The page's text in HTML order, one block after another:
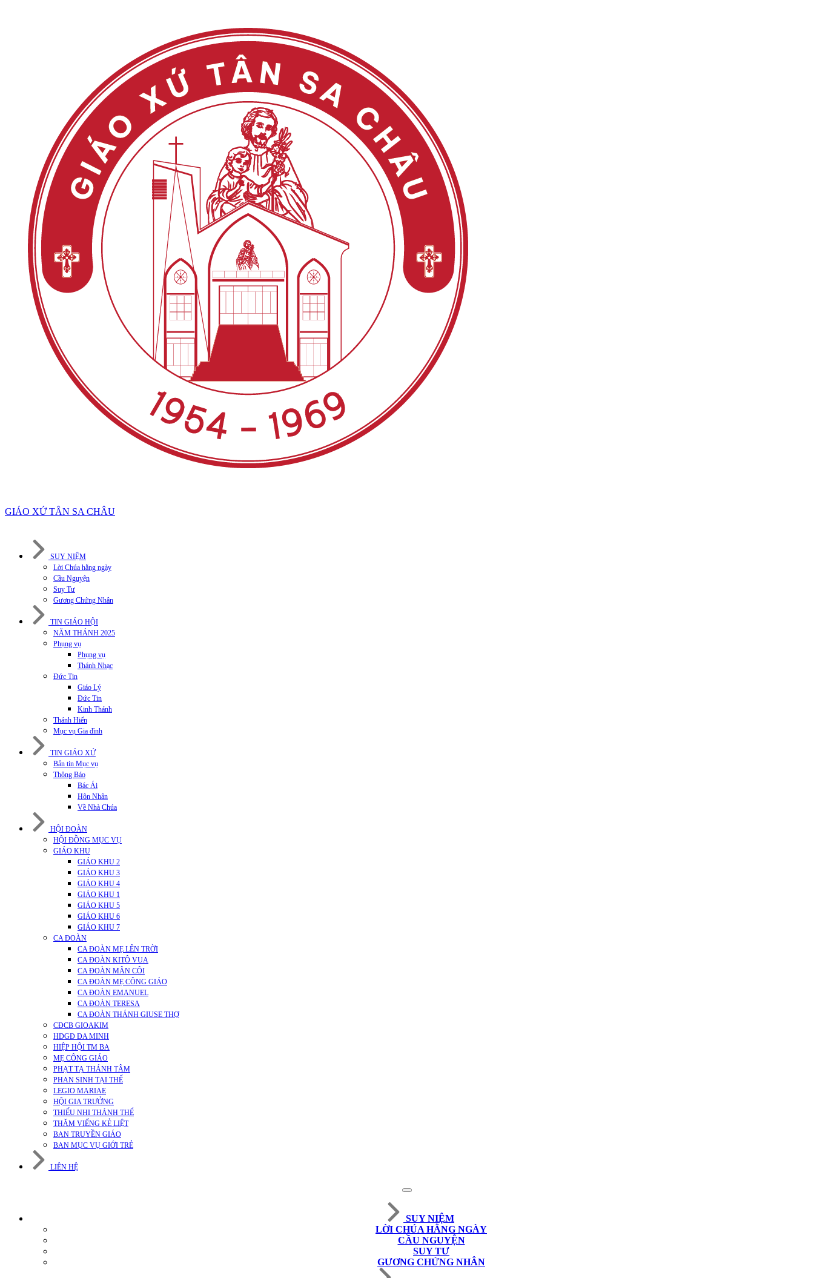
GIÁO XỨ TÂN SA CHÂU
SUY NIỆM
Lời Chúa hằng ngày
Cầu Nguyện
Suy Tư
Gương Chứng Nhân
TIN GIÁO HỘI
NĂM THÁNH 2025
Phụng vụ
Phụng vụ
Thánh Nhạc
Đức Tin
Giáo Lý
Đức Tin
Kinh Thánh
Thánh Hiến
Mục vụ Gia đình
TIN GIÁO XỨ
Bản tin Mục vụ
Thông Báo
Bác Ái
Hôn Nhân
Về Nhà Chúa
HỘI ĐOÀN
HỘI ĐỒNG MỤC VỤ
GIÁO KHU
GIÁO KHU 2
GIÁO KHU 3
GIÁO KHU 4
GIÁO KHU 1
GIÁO KHU 5
GIÁO KHU 6
GIÁO KHU 7
CA ĐOÀN
CA ĐOÀN MẸ LÊN TRỜI
CA ĐOÀN KITÔ VUA
CA ĐOÀN MÂN CÔI
CA ĐOÀN MẸ CÔNG GIÁO
CA ĐOÀN EMANUEL
CA ĐOÀN TERESA
CA ĐOÀN THÁNH GIUSE THỢ
CĐCB GIOAKIM
HDGĐ ĐA MINH
HIỆP HỘI TM BA
MẸ CÔNG GIÁO
PHẠT TẠ THÁNH TÂM
PHAN SINH TẠI THẾ
LEGIO MARIAE
HỘI GIA TRƯỞNG
THIẾU NHI THÁNH THỂ
THĂM VIẾNG KẺ LIỆT
BAN TRUYỀN GIÁO
BAN MỤC VỤ GIỚI TRẺ
LIÊN HỆ
SUY NIỆM
LỜI CHÚA HẰNG NGÀY
CẦU NGUYỆN
SUY TƯ
GƯƠNG CHỨNG NHÂN